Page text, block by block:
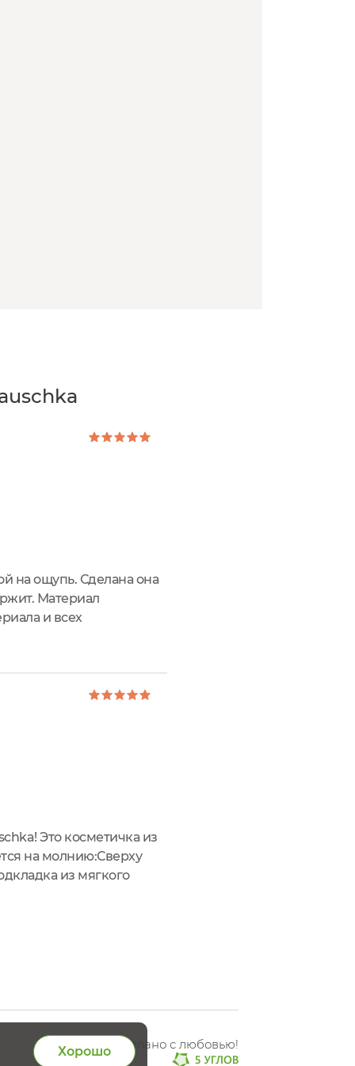
на ощупь. Сделана она
Материал
и всех
Это косметичка из
на молнию:Сверху
из мягкого
Сделано с любовью!
Хорошо